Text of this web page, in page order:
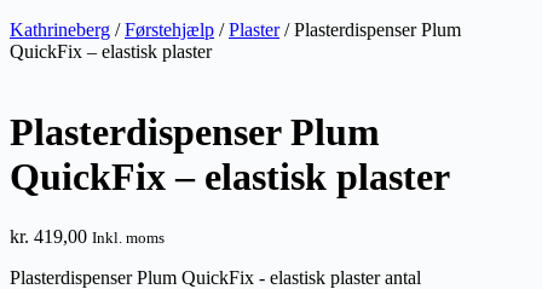
Kathrineberg /Førstehjælp /Plaster/ Plasterdispenser Plum
QuickFix – elastisk plaster
Plasterdispenser Plum
QuickFix – elastisk plaster
kr. 419,00 Inkl. moms
Plasterdispenser Plum QuickFix - elastisk plaster antal